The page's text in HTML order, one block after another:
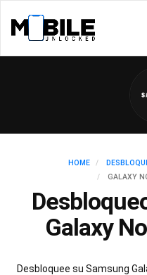
HOME
GALAXY
Galaxy
Desbloquee su Samsung